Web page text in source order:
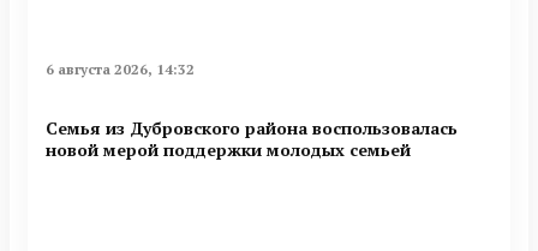
6 августа 2026, 14:32
Семья из Дубровского района воспользовалась
новой мерой поддержки молодых семьей